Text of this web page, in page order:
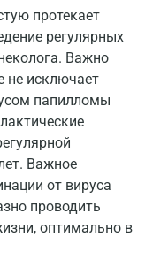
протекает
регулярных
Важно
не исключает
папилломы
Важное
от вируса
проводить
оптимально в